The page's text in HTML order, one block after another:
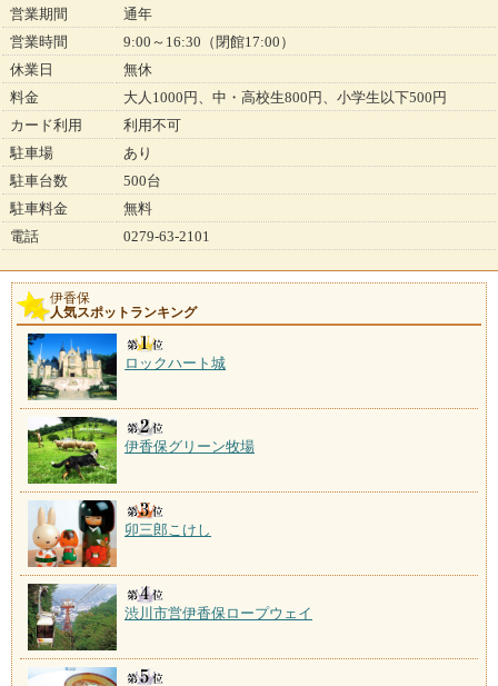
営業期間
通年
営業時間
9:00～16:30（閉館17:00）
休業日
無休
料金
大人1000円、中・高校生800円、小学生以下500円
カード利用
利用不可
駐車場
あり
駐車台数
500台
駐車料金
無料
電話
0279-63-2101
伊香保
人気スポットランキング
ロックハート城
伊香保グリーン牧場
卯三郎こけし
渋川市営伊香保ロープウェイ